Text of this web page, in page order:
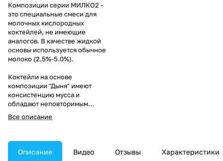
Композиции серии МИЛКО2 -
это специальные смеси для
молочных кислородных
коктейлей, не имеющие
аналогов. В качестве жидкой
основы используется обычное
молоко (2.5%-5.0%).
Коктейли на основе
композиции "Дыня" имеют
консистенцию мусса и
обладают неповторимым
душистым ароматом спелой
сладкой дыни.
Все описание
Описание Видео Отзывы Характеристики